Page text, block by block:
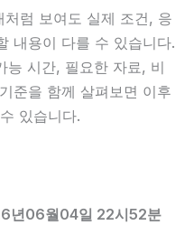
럼 보여도 실제 조건, 응
내용이 다를 수 있습니다.
시간, 필요한 자료, 비
준을 함께 살펴보면 이후
있습니다.
년06월04일 22시52분